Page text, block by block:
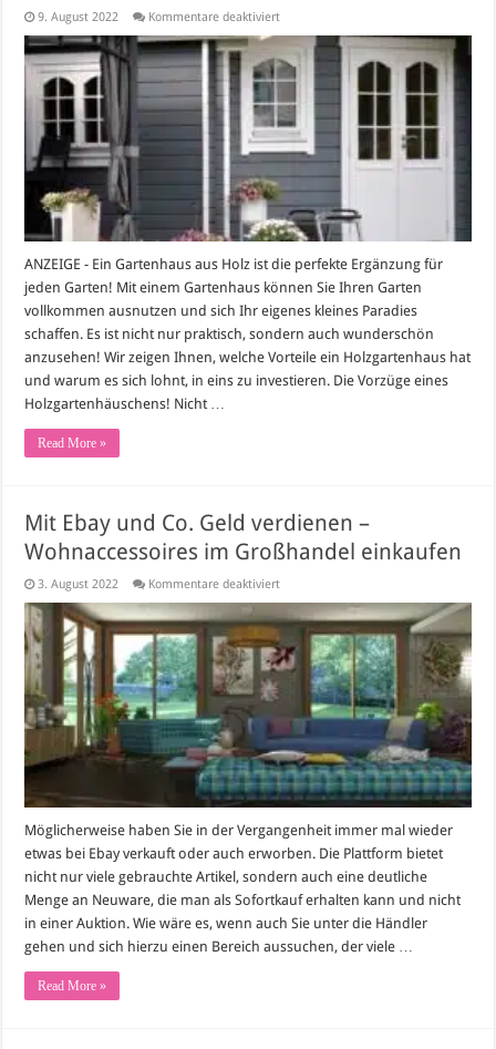
9. August 2022 Kommentare deaktiviertfür
Gartenhaus
aus
Holz
ein
Muss
für
jeden
Garten
ANZEIGE - Ein Gartenhaus aus Holz ist die perfekte Ergänzung für
jeden Garten! Mit einem Gartenhaus können Sie Ihren Garten
vollkommen ausnutzen und sich Ihr eigenes kleines Paradies
schaffen. Es ist nicht nur praktisch, sondern auch wunderschön
anzusehen! Wir zeigen Ihnen, welche Vorteile ein Holzgartenhaus hat
und warum es sich lohnt, in eins zu investieren. Die Vorzüge eines
Holzgartenhäuschens! Nicht …
Read More »
Mit Ebay und Co. Geld verdienen –
Wohnaccessoires im Großhandel einkaufen
3. August 2022 Kommentare deaktiviertfür
und
Co.
Geld
verdienen
Wohnaccessoires
einkaufen
Möglicherweise haben Sie in der Vergangenheit immer mal wieder
etwas bei Ebay verkauft oder auch erworben. Die Plattform bietet
nicht nur viele gebrauchte Artikel, sondern auch eine deutliche
Menge an Neuware, die man als Sofortkauf erhalten kann und nicht
in einer Auktion. Wie wäre es, wenn auch Sie unter die Händler
gehen und sich hierzu einen Bereich aussuchen, der viele …
Read More »